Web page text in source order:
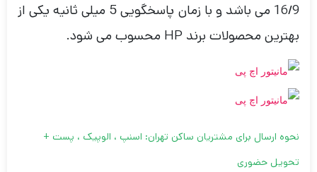
16/9 می باشد و با زمان پاسخگویی 5 میلی ثانیه یکی از
بهترین محصولات برند HP محسوب می شود.
نحوه ارسال برای مشتریان ساکن تهران: اسنپ ، الوپیک ، پست +
تحویل حضوری